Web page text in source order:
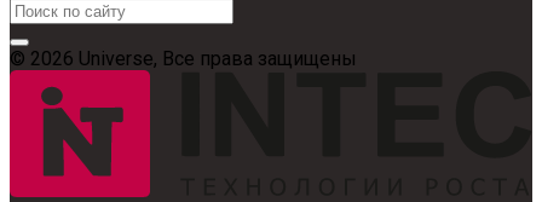
© 2026 Universe, Все права защищены